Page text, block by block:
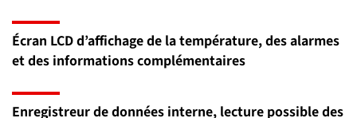
Écran LCD d’affichage de la température, des alarmes
et des informations complémentaires
Enregistreur de données interne, lecture possible des